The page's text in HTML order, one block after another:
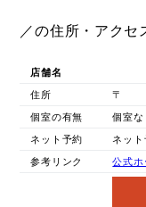
／の住所・アクセ
店舗名
住所 〒
個室の有無 個室な
ネット予約 ネット
参考リンク 公式ホ